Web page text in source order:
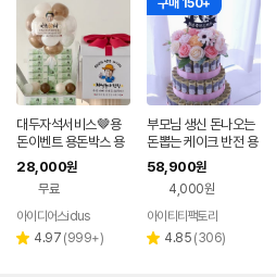
대두자석서비스🤎용
돈이벤트 용돈박스 용
돈풍선 환갑 칠순 팔순,
고자매파티
28,000원
무료
아이디어스idus
별 4.97 리
(999+)
부모님 생신 돈나오는
돈뽑는 케이크 반전 용
돈박스 팔순 잔치 반전
이벤트 연레드 70축하
58,900원
4,000원
아이티티팩토리
별 4.85 리
(306)